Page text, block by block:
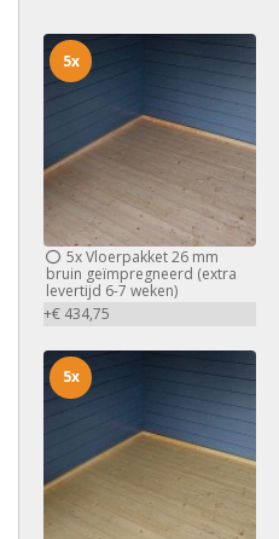
5xVloerpakket 26 mm
bruin geïmpregneerd (extra
levertijd 6-7 weken)
+€ 434,75
5x
5x